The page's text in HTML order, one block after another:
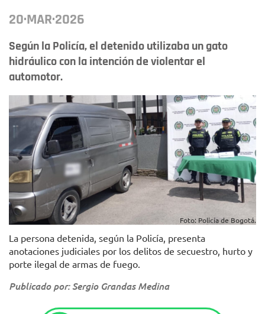
20·MAR·2026
Según la Policía, el detenido utilizaba un gato
hidráulico con la intención de violentar el
automotor.
Foto: Policía de Bogotá.
La persona detenida, según la Policía, presenta
anotaciones judiciales por los delitos de secuestro, hurto y
porte ilegal de armas de fuego.
Publicado por: Sergio Grandas Medina